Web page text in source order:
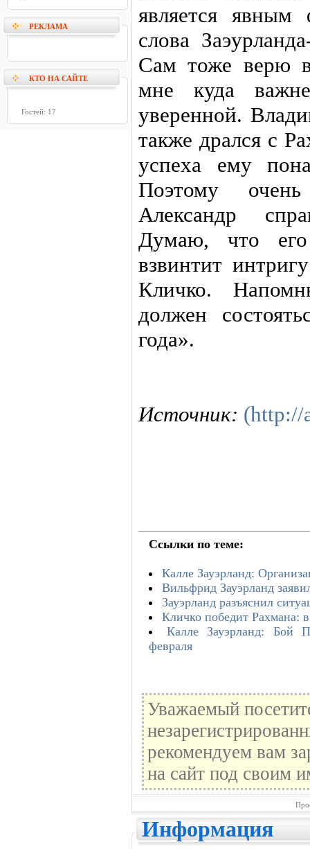
РЕКЛАМА
КТО НА САЙТЕ
Гостей: 17
является
слова
Сам тоже верю
мне куда
уверенной.
также дрался с
успеха ему
Поэтому
Александр
Думаю, что
взвинтит
Кличко.
должен
года».
Источник: (http://
Ссылки по теме:
Калле Зауэрланд:
Вильфрид Зауэрланд
Зауэрланд разъяснил
Кличко победит Рахмана:
Калле Зауэрланд: Бой
февраля
Уважаемый
рекомендуем вам
на сайт под своим
Информация